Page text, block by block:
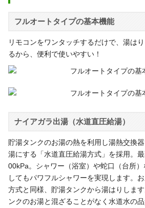
フルオートタイプの基本機能
リモコンをワンタッチするだけで、湯は
るから、便利で使いやすい！
ナイアガラ出湯（水道直圧給湯）
貯湯タンクのお湯の熱を利用し湯熱交換
湯にする「水道直圧給湯方式」を採用。
00kPa。シャワー（浴室）や蛇口（台所
してもパワフルシャワーを実現します。
方式と同様、貯湯タンクから湯はりしま
ンクのお湯と混ざることがなく水道水の